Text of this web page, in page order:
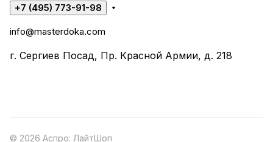
+7 (495) 773-91-98
info@masterdoka.com
г. Сергиев Посад, Пр. Красной Армии, д. 218
© 2026 Аспро: ЛайтШоп